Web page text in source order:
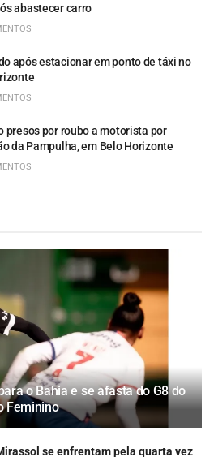
abastecer carro
após estacionar em ponto de táxi no
presos por roubo a motorista por
da Pampulha, em Belo Horizonte
o Bahia e se afasta do G8 do
Feminino
se enfrentam pela quarta vez